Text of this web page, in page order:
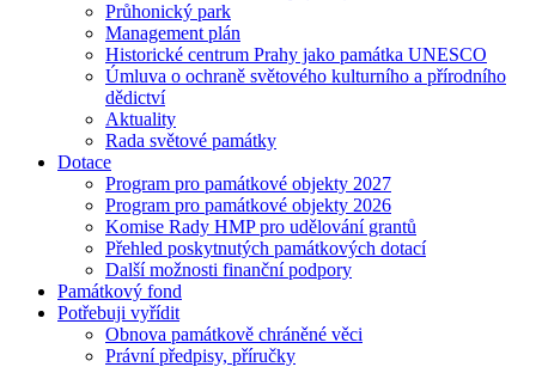
Průhonický park
Management plán
Historické centrum Prahy jako památka UNESCO
Úmluva o ochraně světového kulturního a přírodního
dědictví
Aktuality
Rada světové památky
Dotace
Program pro památkové objekty 2027
Program pro památkové objekty 2026
Komise Rady HMP pro udělování grantů
Přehled poskytnutých památkových dotací
Další možnosti finanční podpory
Památkový fond
Potřebuji vyřídit
Obnova památkově chráněné věci
Právní předpisy, příručky